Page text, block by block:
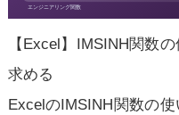
【Excel】IMSINH関数
求める
ExcelのIMSINH関数の